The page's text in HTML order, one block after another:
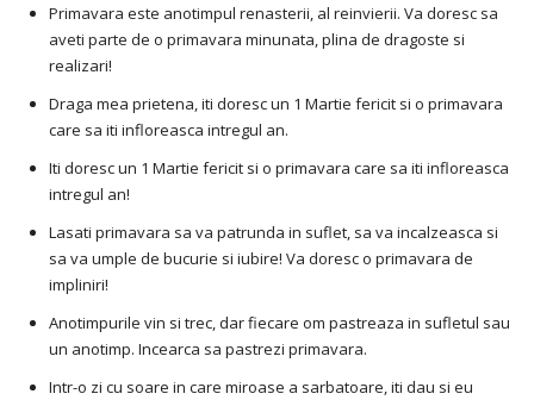
Primavara este anotimpul renasterii, al reinvierii. Va doresc sa
aveti parte de o primavara minunata, plina de dragoste si
realizari!
Draga mea prietena, iti doresc un 1 Martie fericit si o primavara
care sa iti infloreasca intregul an.
Iti doresc un 1 Martie fericit si o primavara care sa iti infloreasca
intregul an!
Lasati primavara sa va patrunda in suflet, sa va incalzeasca si
sa va umple de bucurie si iubire! Va doresc o primavara de
impliniri!
Anotimpurile vin si trec, dar fiecare om pastreaza in sufletul sau
un anotimp. Incearca sa pastrezi primavara.
Intr-o zi cu soare in care miroase a sarbatoare, iti dau si eu